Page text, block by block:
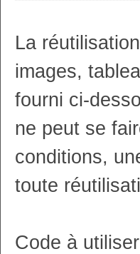
La
images,
fourni ci-
ne peut se
conditions,
toute
Code à